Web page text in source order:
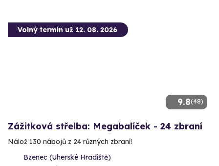
9.8(48)
Volný termín už 12. 08. 2026
Zážitková střelba: Megabalíček - 24 zbraní
Nálož 130 nábojů z 24 různých zbraní!
Bzenec (Uherské Hradiště)